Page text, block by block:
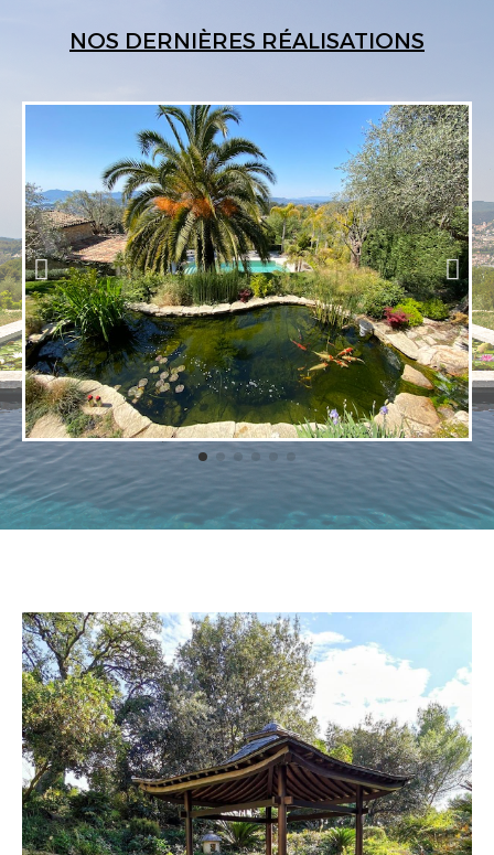
NOS DERNIÈRES RÉALISATIONS